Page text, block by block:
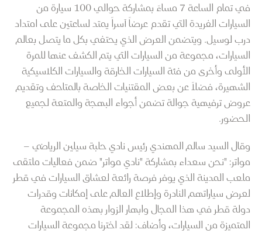
في تمام الساعة 7 مساءً بمشاركة حوالي 100 سيارة من
السيارات الفريدة التي تقدم عرضاً آسراً يمتد لساعتين على امتداد
درب لوسيل. ويتضمن العرض الذي يحتفي بكل ما يتصل بعالم
السيارات، مجموعة من السيارات التي يتم الكشف عنها للمرة
الأولى وأخرى من فئة السيارات الخارقة والسيارات الكلاسيكية
الشهيرة، فضلاً عن بعض المقتنيات الخاصة بالمتاحف وتقديم
عروض ترفيهية جوالة تضمن أجواء البهجة والمتعة لجميع
الحضور.
وقال السيد سالم المهندي رئيس نادي حلبة سيلين الرياضي –
مواتر: "نحن سعداء بمشاركة "نادي مواتر" ضمن فعاليات ملتقى
ملعب المدينة الذي يوفر فرصة رائعة لعشاق السيارات في قطر
لعرض سياراتهم النادرة وإطلاع العالم على إمكانات وقدرات
دولة قطر في هذا المجال وابهار الزوار بهذه المجموعة
المتميزة من السيارات، وأضاف: لقد اخترنا مجموعة السيارات